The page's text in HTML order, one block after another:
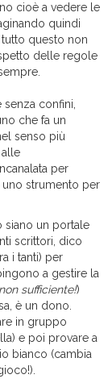
cioè a vedere le
quindi
questo non
delle regole
confini,
che fa un
senso più
per
strumento per
siano un portale
scrittori, dico
i tanti) per
a gestire la
sufficiente!)
è un dono.
in gruppo
e poi provare a
bianco (cambia